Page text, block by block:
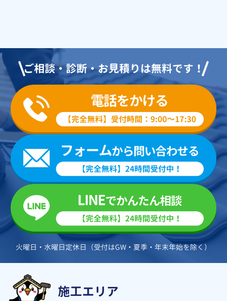
ご相談・診断・お見積りは無料です！
火曜日・水曜日定休日（受付はGW・夏季・年末年始を除く）
施工エリア